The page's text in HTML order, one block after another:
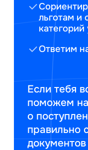
льготам и
Ответим
Если тебя
поможем
о
правильно
документов